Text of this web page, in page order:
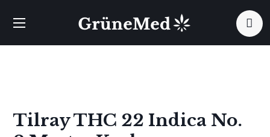
Tilray THC 22 Indica No.